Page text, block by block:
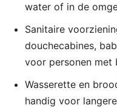
water of in de
Sanitaire
douchecabines,
voor personen met
Wasserette en
handig voor